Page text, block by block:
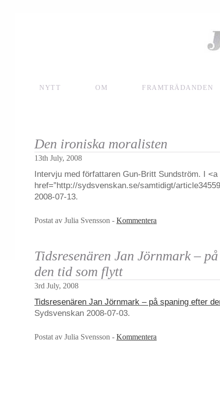
NYTT OM FRAMTRÄDANDEN
Den ironiska moralisten
13th July, 2008
Intervju med författaren Gun-Britt Sundström. I <a
href=”http://sydsvenskan.se/samtidigt/
2008-07-13.
Postat av Julia Svensson - Kommentera
Tidsresenären Jan Jörnmark –
den tid som flytt
3rd July, 2008
Tidsresenären Jan Jörnmark – på spaning efter
Sydsvenskan 2008-07-03.
Postat av Julia Svensson - Kommentera